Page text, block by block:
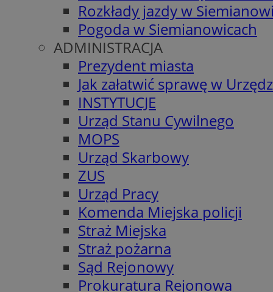
Rozkłady jazdy w
Pogoda w Siemianowicach
ADMINISTRACJA
Prezydent miasta
Jak załatwić sprawę w
INSTYTUCJE
Urząd Stanu Cywilnego
MOPS
Urząd Skarbowy
ZUS
Urząd Pracy
Komenda Miejska policji
Straż Miejska
Straż pożarna
Sąd Rejonowy
Prokuratura Rejonowa